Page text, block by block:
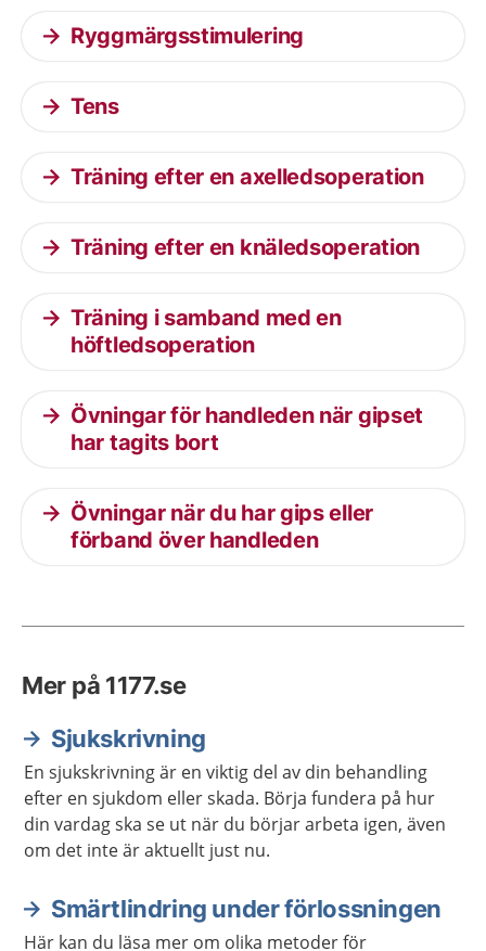
Ryggmärgsstimulering
Tens
Träning efter en axelledsoperation
Träning efter en knäledsoperation
Träning i samband med en
höftledsoperation
Övningar för handleden när gipset
har tagits bort
Övningar när du har gips eller
förband över handleden
Mer på 1177.se
Sjukskrivning
En sjukskrivning är en viktig del av din behandling
efter en sjukdom eller skada. Börja fundera på hur
din vardag ska se ut när du börjar arbeta igen, även
om det inte är aktuellt just nu.
Smärtlindring under förlossningen
Här kan du läsa mer om olika metoder för